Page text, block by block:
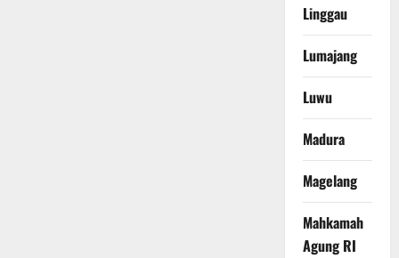
Linggau
Lumajang
Luwu
Madura
Magelang
Mahkamah
Agung RI